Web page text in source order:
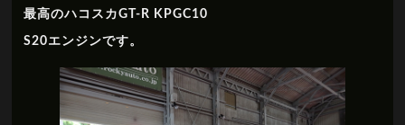
最高のハコスカGT-R KPGC10
S20エンジンです。